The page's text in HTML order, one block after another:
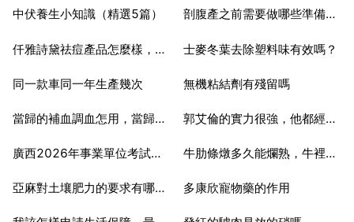
2025-06-17 2025-06-17
中伏養生小知識（精選5篇）
2025-06-17
剖腹產之前需要做哪些準備？在產後需要注意啥？
2025-06-17
仟雅詩黛祛痘產品怎麼樣，請問仟雅蘭黛產品祛痘需要些什麼步驟
2025-06-17
士麥冬葉去除塑料味有效嗎？
2025-06-17
同一款車同一年生產幾次
2025-06-17
無機粘結劑有殘留嗎
2025-06-17
當歸的補血調血怎用，當歸怎麼吃補血補氣
2025-06-17
郭艾倫的實力很強，他都經歷過哪些比賽？
2025-06-17
廣西2026年事業單位考試時間
2025-06-17
牛肋條燉多久能爛熟，牛裡脊燉多久能爛？
2025-06-17
亞麻對土壤肥力的要求有哪些？
2025-06-17
多康欣寵物藥的作用
2025-06-17